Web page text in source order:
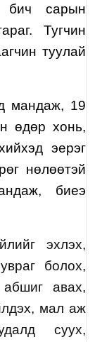
бич сарын
Тугчин
туулай
мандаж, 19
өдөр хонь,
эерэг
нөлөөтэй
биеэ
эхлэх,
болох,
авах,
мал аж
суух,